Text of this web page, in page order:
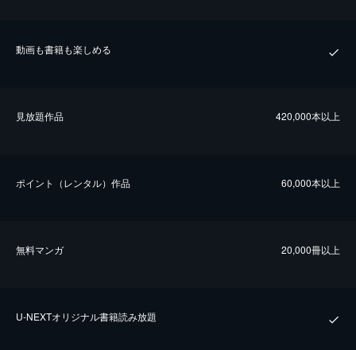
動画も書籍も楽しめる
⾒放題作品 420,000本以上
ポイント（レンタル）作品 60,000本以上
無料マンガ 20,000冊以上
U-NEXTオリジナル書籍読み放題